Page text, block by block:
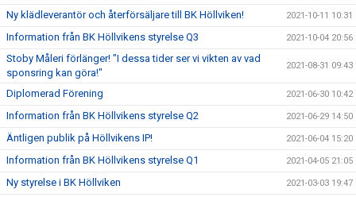
Ny klädleverantör och återförsäljare till BK Höllviken! 2021-10-11 10:31
Information från BK Höllvikens styrelse Q3 2021-10-04 20:56
Stoby Måleri förlänger! "I dessa tider ser vi vikten av vad
sponsring kan göra!"
2021-08-31 09:43
Diplomerad Förening 2021-06-30 10:42
Information från BK Höllvikens styrelse Q2 2021-06-29 14:50
Äntligen publik på Höllvikens IP! 2021-06-04 15:20
Information från BK Höllvikens styrelse Q1 2021-04-05 21:05
Ny styrelse i BK Höllviken 2021-03-03 19:47